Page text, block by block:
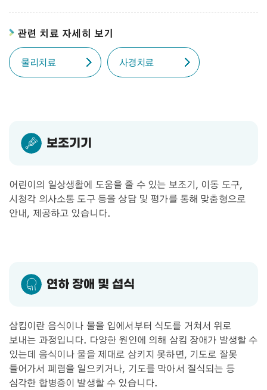
관련 치료 자세히 보기
물리치료 사경치료
보조기기
어린이의 일상생활에 도움을 줄 수 있는 보조기, 이동 도구,
시청각 의사소통 도구 등을 상담 및 평가를 통해 맞춤형으로
안내, 제공하고 있습니다.
연하 장애 및 섭식
삼킴이란 음식이나 물을 입에서부터 식도를 거쳐서 위로
보내는 과정입니다. 다양한 원인에 의해 삼킴 장애가 발생할 수
있는데 음식이나 물을 제대로 삼키지 못하면, 기도로 잘못
들어가서 폐렴을 일으키거나, 기도를 막아서 질식되는 등
심각한 합병증이 발생할 수 있습니다.